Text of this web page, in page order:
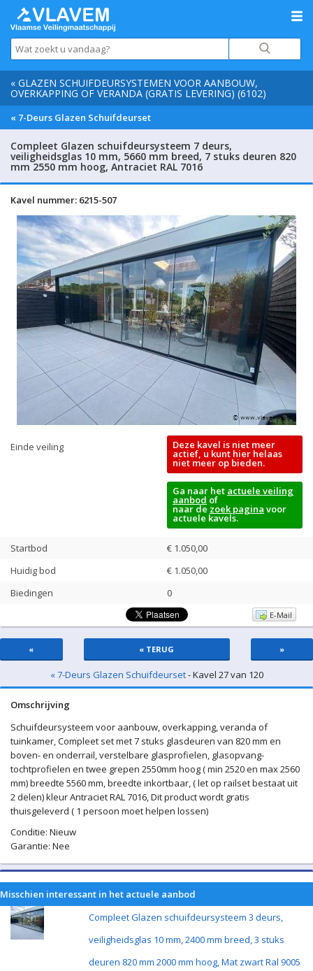
« GLAZEN SCHUIFDEURSYSTEMEN VOOR AANBOUW,
OVERKAPPING OF VERANDA (GRATIS LEVERING) (6102)
« 7-Deurs Glazen Schuifdeurset
Compleet Glazen schuifdeursysteem 7 deurs,
veiligheidsglas 10 mm, 5660 mm breed, 7 stuks deuren 820
mm 2550 mm hoog, Antraciet RAL 7016
Kavel nummer: 6215-507
Einde veiling Deze kavel is niet meer
actief, u kunt hier helaas
niet meer op bieden.
Ga naar het actuele veiling
aanbod of
naar de zoek pagina voor
actuele kavels.
Startbod
€ 1.050,00
Huidig bod
€ 1.050,00
Biedingen
0
E-Mail
« « TERUG »
« 7-Deurs Glazen Schuifdeurset- Kavel 27 van 120
Omschrijving
Schuifdeursysteem voor aanbouw, overkapping, veranda of
tuinkamer, Compleet set met 7 stuks glasdeuren van 820 mm en
boven- en onderrail, verstelbare glasprofielen, glasopvang-
tochtprofielen en twee grepen 2550mm hoog ( min 2520 en max 2560
mm) breedte 5560 mm, breedte inkortbaar, ( let op railset bestaat uit
2 delen) kleur Antraciet RAL 7016, Dit product wordt gratis
thuisgeleverd ( 1 persoon moet helpen lossen)
Conditie: Nieuw
Garantie: Nee
Misschien interessant in het actuele aanbod
Compleet Glazen schuifdeursysteem 3 deurs,
veiligheidsglas 10 mm, 2400 mm breed, 3 stuks
deuren 820 mm 2000 mm hoog, Mat zwart Ral 9005